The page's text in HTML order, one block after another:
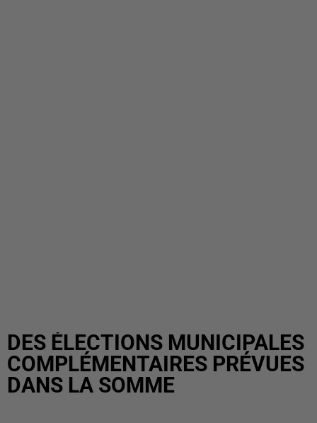
DES ÉLECTIONS MUNICIPALES
COMPLÉMENTAIRES PRÉVUES
DANS LA SOMME